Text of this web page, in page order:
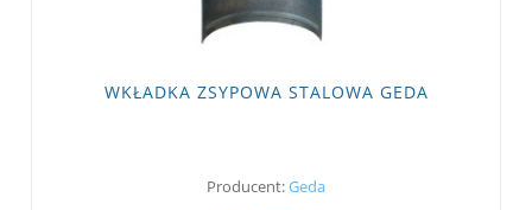
WKŁADKA ZSYPOWA STALOWA GEDA
Producent:Geda